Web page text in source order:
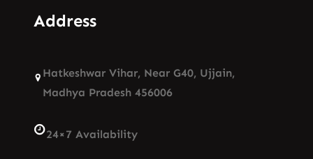
Address
Hatkeshwar Vihar, Near G40, Ujjain,
Madhya Pradesh 456006
24×7 Availability